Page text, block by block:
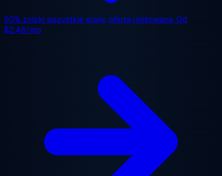
50% zniżki wszystkie plany, oferta limitowana. Od
$2.48/mo